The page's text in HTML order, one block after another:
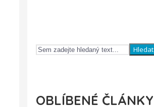
Hledat
OBLÍBENÉ ČLÁNKY